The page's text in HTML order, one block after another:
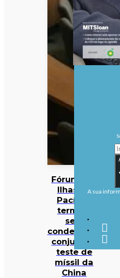
Fórum das
Ilhas do
Pacífico
termina
sem
condenação
conjunta a
teste de
míssil da
China
A sua